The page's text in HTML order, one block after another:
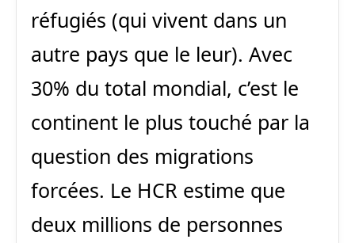
réfugiés (qui vivent dans un
autre pays que le leur). Avec
30% du total mondial, c’est le
continent le plus touché par la
question des migrations
forcées. Le HCR estime que
deux millions de personnes